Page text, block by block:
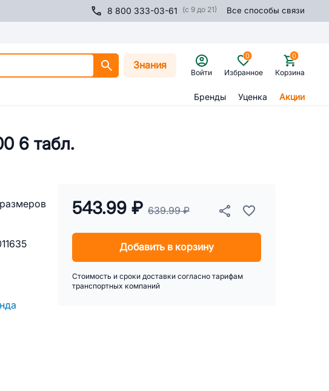
8 800 333-03-61 (с 9 до 21) Все способы связи
Знания
Войти Избранное
0
Корзина
0
Бренды Уценка Акции
6 табл.
543.99 ₽ 639.99 ₽
Добавить в корзину
Стоимость и сроки доставки согласно тарифам
транспортных компаний